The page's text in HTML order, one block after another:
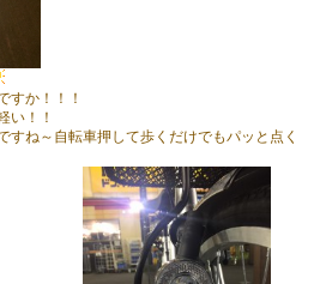
すか！！！
い！！
すね～自転車押して歩くだけでもパッと点く